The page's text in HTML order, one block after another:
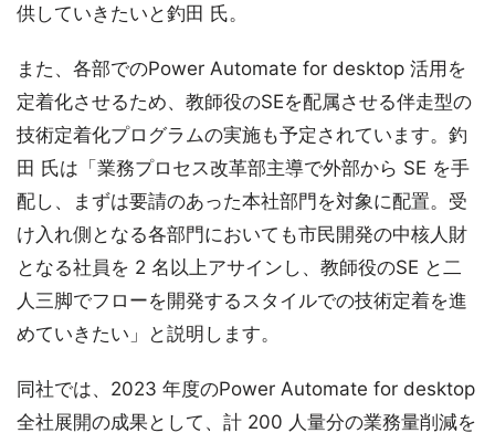
供していきたいと釣田 氏。
また、各部でのPower Automate for desktop 活用を
定着化させるため、教師役のSEを配属させる伴走型の
技術定着化プログラムの実施も予定されています。釣
田 氏は「業務プロセス改革部主導で外部から SE を手
配し、まずは要請のあった本社部門を対象に配置。受
け入れ側となる各部門においても市民開発の中核人財
となる社員を 2 名以上アサインし、教師役のSE と二
人三脚でフローを開発するスタイルでの技術定着を進
めていきたい」と説明します。
同社では、2023 年度のPower Automate for desktop
全社展開の成果として、計 200 人量分の業務量削減を